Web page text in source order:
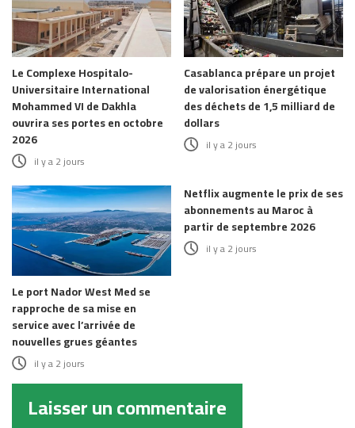
Le Complexe Hospitalo-
Universitaire International
Mohammed VI de Dakhla
ouvrira ses portes en octobre
2026
il y a 2 jours
Casablanca prépare un projet
de valorisation énergétique
des déchets de 1,5 milliard de
dollars
il y a 2 jours
Le port Nador West Med se
rapproche de sa mise en
service avec l’arrivée de
nouvelles grues géantes
il y a 2 jours
Netflix augmente le prix de ses
abonnements au Maroc à
partir de septembre 2026
il y a 2 jours
Laisser un commentaire